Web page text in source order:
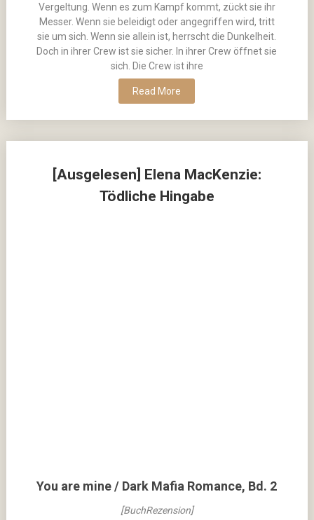
Vergeltung. Wenn es zum Kampf kommt, zückt sie ihr
Messer. Wenn sie beleidigt oder angegriffen wird, tritt
sie um sich. Wenn sie allein ist, herrscht die Dunkelheit.
Doch in ihrer Crew ist sie sicher. In ihrer Crew öffnet sie
sich. Die Crew ist ihre
Read More
[Ausgelesen] Elena MacKenzie:
Tödliche Hingabe
You are mine / Dark Mafia Romance, Bd. 2
[BuchRezension]